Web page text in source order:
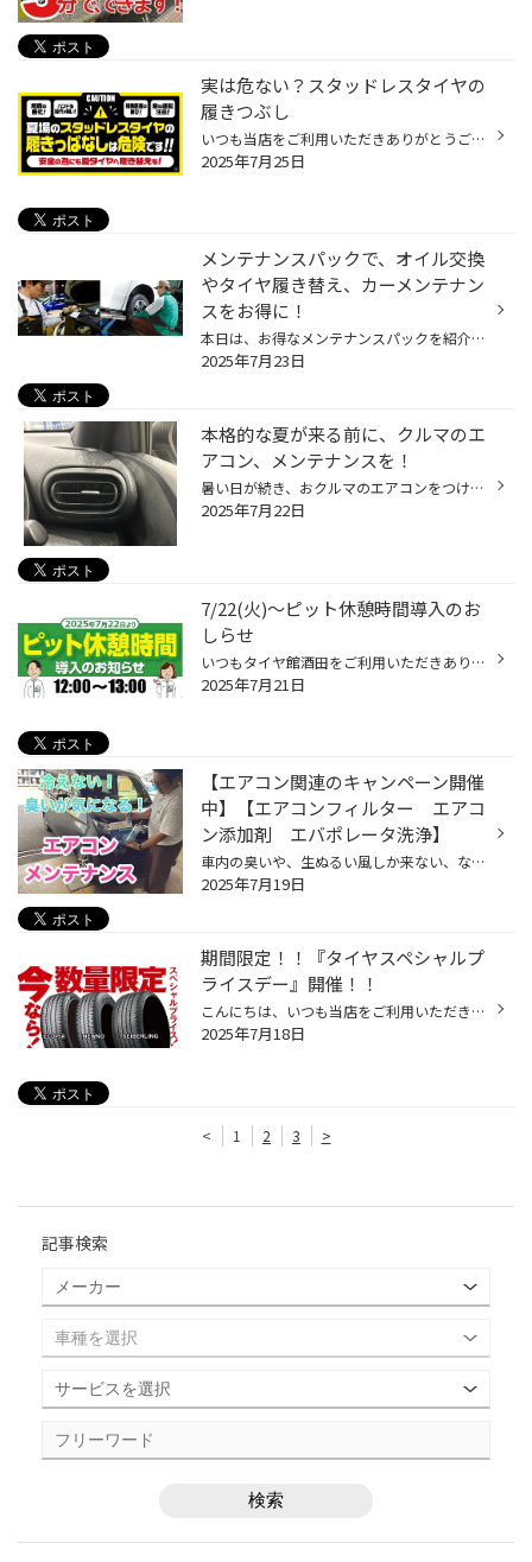
実は危ない？スタッドレスタイヤの
履きつぶし
いつも当店をご利用いただきありがとうございます 今回はスタッドレスタイヤの履きつぶしについてお話します 春の履き替えの際にスタッドレスタイヤが減ってきたからそのまま冬まで履きつぶそうと思っていたアナタ！ タイヤ専門店としてスタッドレスタイヤを履きつぶした場合の危険性をご紹介します...
2025年7月25日
メンテナンスパックで、オイル交換
やタイヤ履き替え、カーメンテナン
スをお得に！
本日は、お得なメンテナンスパックを紹介します。 メンテナンスパックって結構高額なイメージをお持ちのお客様も多いと思いますが、 コクピット・タイヤ館のメンテナンスパックは、 手軽に、日常的なおクルマのメンテナンスをカバーする内容になっておりますので、 是非、一度ご検討ください！ コク...
2025年7月23日
本格的な夏が来る前に、クルマのエ
アコン、メンテナンスを！
暑い日が続き、おクルマのエアコンをつける機会も増えてきていると思います。 今回は暑い夏に向けた、おクルマのエアコン向け、おススメ商品のご紹介です！ 【おクルマのエアコン、メンテナンスにオススメ商品！】 エアコンには、コンプレッサーという、エアコンを動かす心臓のようなものがあり、 ...
2025年7月22日
7/22(火)～ピット休憩時間導入のお
しらせ
いつもタイヤ館酒田をご利用いただきありがとうございます。 7/22（火）～ 12：00～13：00の間 ピット休憩時間を設けさせていただきます。 大変ご迷惑 ご不便お掛けいたしますが 店舗品質を保つためご理解とご協力の程 よろしくお願いいたします。
2025年7月21日
【エアコン関連のキャンペーン開催
中】【エアコンフィルター エアコ
ン添加剤 エバポレータ洗浄】
車内の臭いや、生ぬるい風しか来ない、などなど エアコンの事で気になっている事がある方！ 7/4(金)〜7/31(木) 【エアコンメンテナンスフェア】開催中です！ ぜひタイヤ館酒田へご相談ください。 エアコンフィルター交換 3980円(税込)～ 作業料金550円(税込)～ ※車種によって商品が異なります。 (...
2025年7月19日
期間限定！！『タイヤスペシャルプ
ライスデー』開催！！
こんにちは、いつも当店をご利用いただきましてありがとうございます。 本日より、コクピット・タイヤ館におきまして、 期間限定！ サイズ限定！！ 数量限定！！！ お得にお買い求めいただける、「タイヤスペシャルプライスデー」がスタートします！ お得なタイヤのご紹介！！ ワゴンR、N-BOX、タン...
2025年7月18日
< 1 2 3 >
記事検索